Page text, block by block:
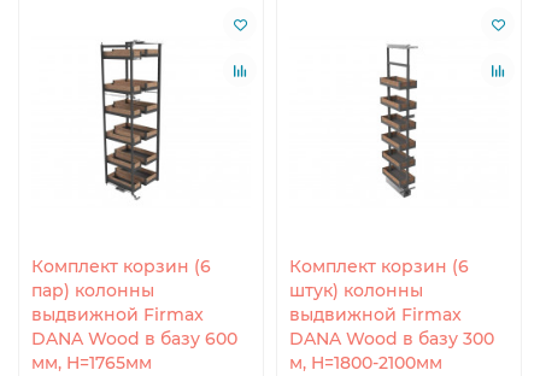
Комплект корзин (6
пар) колонны
выдвижной Firmax
DANA Wood в базу 600
мм, H=1765мм
Комплект корзин (6
штук) колонны
выдвижной Firmax
DANA Wood в базу 300
м, H=1800-2100мм